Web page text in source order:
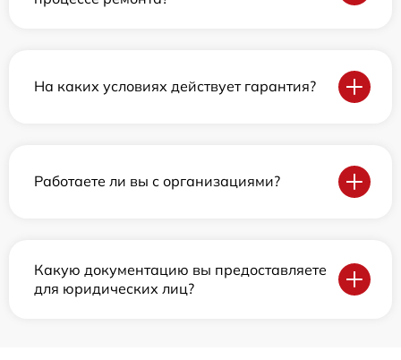
На каких условиях действует гарантия?
Работаете ли вы с организациями?
Какую документацию вы предоставляете
для юридических лиц?